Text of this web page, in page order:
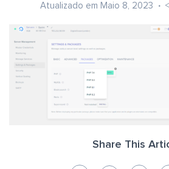
Atualizado em Maio 8, 2023
Share This